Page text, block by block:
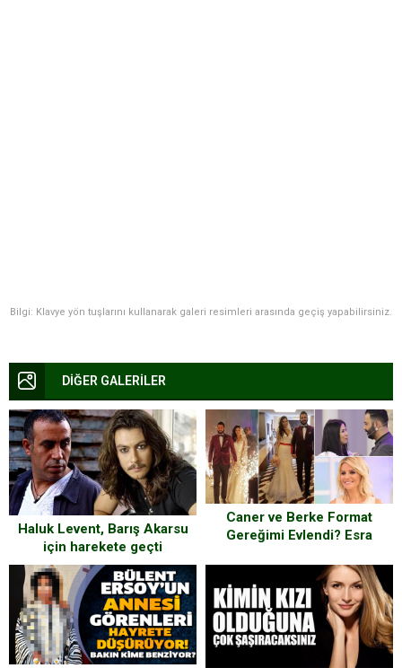
Bilgi: Klavye yön tuşlarını kullanarak galeri resimleri arasında geçiş yapabilirsiniz.
DİĞER GALERİLER
Haluk Levent, Barış Akarsu
için harekete geçti
Caner ve Berke Format
Gereğimi Evlendi? Esra